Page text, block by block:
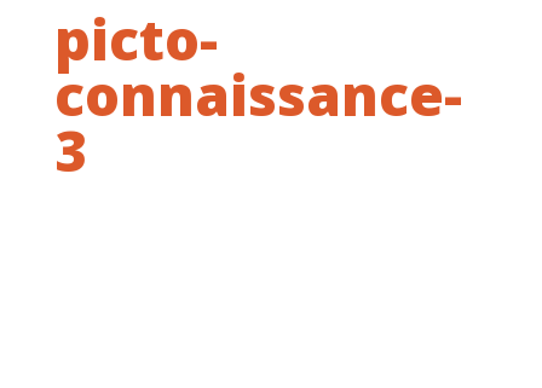
picto-
connaissance-
3